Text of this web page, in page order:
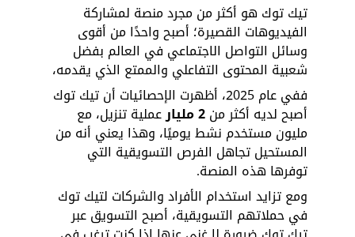
تيك توك هو أكثر من مجرد منصة لمشاركة
الفيديوهات القصيرة؛ أصبح واحدًا من أقوى
وسائل التواصل الاجتماعي في العالم بفضل
شعبية المحتوى التفاعلي والممتع الذي يقدمه،
ففي عام 2025، أظهرت الإحصائيات أن تيك توك
أصبح لديه أكثر من 2 مليار عملية تنزيل، مع
مليون مستخدم نشط يوميًا، وهذا يعني أنه من
المستحيل تجاهل الفرص التسويقية التي
توفرها هذه المنصة.
ومع تزايد استخدام الأفراد والشركات لتيك توك
في حملاتهم التسويقية، أصبح التسويق عبر